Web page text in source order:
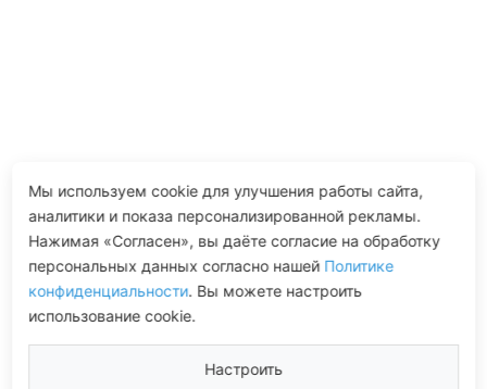
Мы используем cookie для улучшения работы сайта,
аналитики и показа персонализированной рекламы.
Нажимая «Согласен», вы даёте согласие на обработку
персональных данных согласно нашей Политике
конфиденциальности. Вы можете настроить
использование cookie.
Настроить